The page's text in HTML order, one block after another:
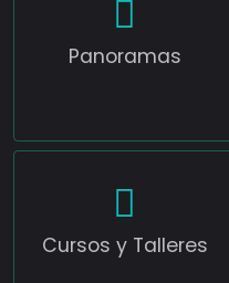
Panoramas
Cursos y Talleres